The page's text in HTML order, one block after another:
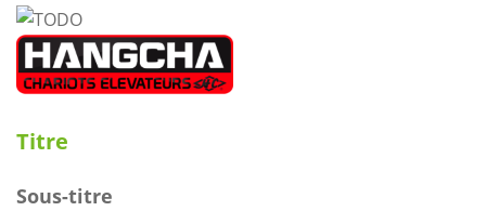
Titre
Sous-titre